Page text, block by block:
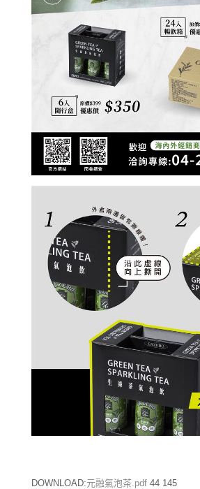
DOWNLOAD:元融氣泡茶.pdf 44 145